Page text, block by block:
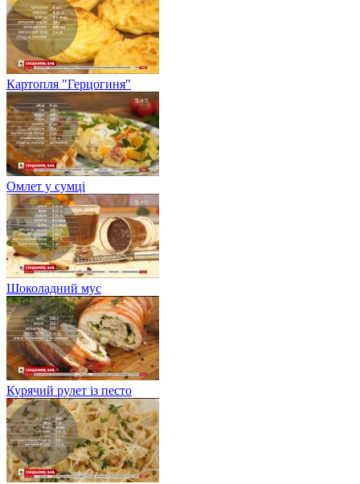
Картопля "Герцогиня"
Омлет у сумці
Шоколадний мус
Курячий рулет із песто